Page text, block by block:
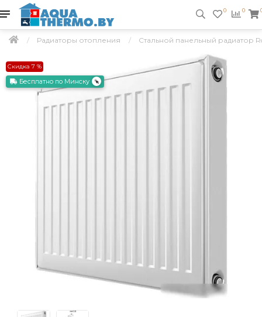
0 0
Радиаторы отопления Стальной панельный радиатор
Скидка 7 %
Бесплатно по Минску